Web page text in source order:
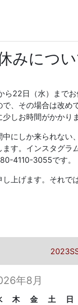
みについ
22日（水）まで
、その場合は改め
しお時間がかかり
にしか来られない
す。インスタグラ
4110-3055です。
上げます。それで
年8月
木 金 土
日